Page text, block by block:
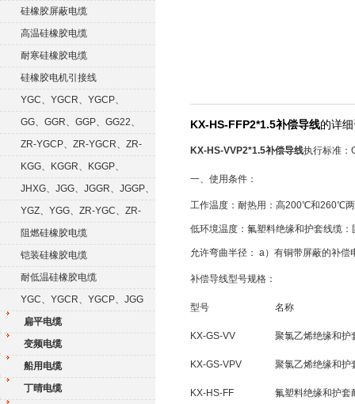
硅橡胶屏蔽电缆
高温硅橡胶电缆
耐寒硅橡胶电缆
硅橡胶电机引接线
YGC、YGCR、YGCP、
YGCRP
GG、GGR、GGP、GG22、
GGRP
ZR-YGCP、ZR-YGCR、ZR-
YGCRP
KGG、KGGR、KGGP、
KGGRP
JHXG、JGG、JGGR、JGGP、
JGGFYGZ、YGG、ZR-YGC、ZR-
KGG阻燃硅橡胶电缆
铠装硅橡胶电缆
耐低温硅橡胶电缆
YGC、YGCR、YGCP、JGG
扁平电缆
变频电缆
船用电缆
丁晴电缆
KX-HS-FFP2*1.5补偿导线的详
KX-HS-VVP2*1.5补偿导线执行标准：
一、使用条件：
工作温度：耐热用：高200℃和260℃
低环境温度：氟塑料绝缘和护套线缆
允许弯曲半径： a）有铜带屏蔽的补
补偿导线型号规格：
型号 名称
KX-GS-VV 聚氯乙烯绝缘和护
KX-GS-VPV 聚氯乙烯绝缘和护
KX-HS-FF 氟塑料绝缘和护套